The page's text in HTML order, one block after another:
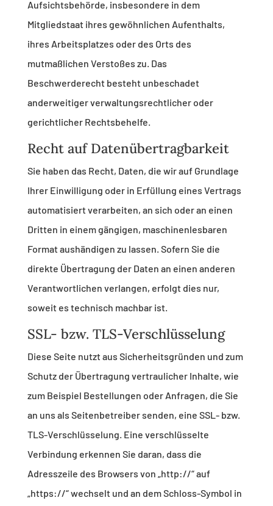
Aufsichtsbehörde, insbesondere in dem
Mitgliedstaat ihres gewöhnlichen Aufenthalts,
ihres Arbeitsplatzes oder des Orts des
mutmaßlichen Verstoßes zu. Das
Beschwerderecht besteht unbeschadet
anderweitiger verwaltungsrechtlicher oder
gerichtlicher Rechtsbehelfe.
Recht auf Daten­übertrag­barkeit
Sie haben das Recht, Daten, die wir auf Grundlage
Ihrer Einwilligung oder in Erfüllung eines Vertrags
automatisiert verarbeiten, an sich oder an einen
Dritten in einem gängigen, maschinenlesbaren
Format aushändigen zu lassen. Sofern Sie die
direkte Übertragung der Daten an einen anderen
Verantwortlichen verlangen, erfolgt dies nur,
soweit es technisch machbar ist.
SSL- bzw. TLS-Verschlüsselung
Diese Seite nutzt aus Sicherheitsgründen und zum
Schutz der Übertragung vertraulicher Inhalte, wie
zum Beispiel Bestellungen oder Anfragen, die Sie
an uns als Seitenbetreiber senden, eine SSL- bzw.
TLS-Verschlüsselung. Eine verschlüsselte
Verbindung erkennen Sie daran, dass die
Adresszeile des Browsers von „http://“ auf
„https://“ wechselt und an dem Schloss-Symbol in